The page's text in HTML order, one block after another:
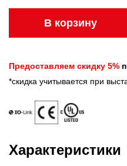
В корзину
Предоставляем скидку 5%
*скидка учитывается при
Характеристики